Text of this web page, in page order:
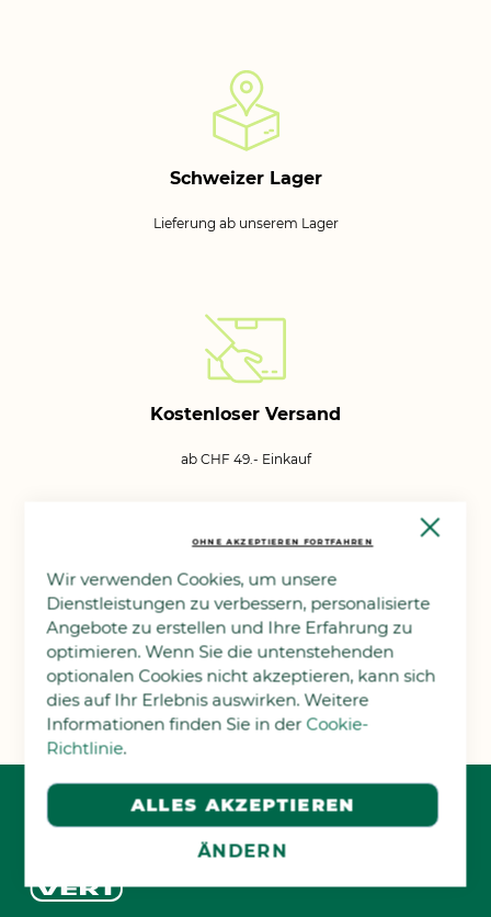
Close
Wir verwenden Cookies, um unsere
Dienstleistungen zu verbessern, personalisierte
Angebote zu erstellen und Ihre Erfahrung zu
optimieren. Wenn Sie die untenstehenden
optionalen Cookies nicht akzeptieren, kann sich
dies auf Ihr Erlebnis auswirken. Weitere
Informationen finden Sie in der Cookie-
Richtlinie.
ALLES AKZEPTIEREN
ÄNDERN
OHNE AKZEPTIEREN FORTFAHREN
Schweizer Lager
Lieferung ab unserem Lager
Kostenloser Versand
ab CHF 49.- Einkauf
Wir akzeptieren
TWINT, PostFinance, VISA, MasterCard